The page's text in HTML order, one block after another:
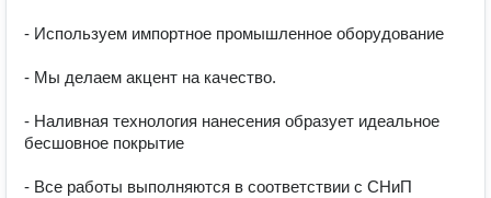
- Используем импортное промышленное оборудование
- Мы делаем акцент на качество.
- Наливная технология нанесения образует идеальное
бесшовное покрытие
- Все работы выполняются в соответствии с СНиП